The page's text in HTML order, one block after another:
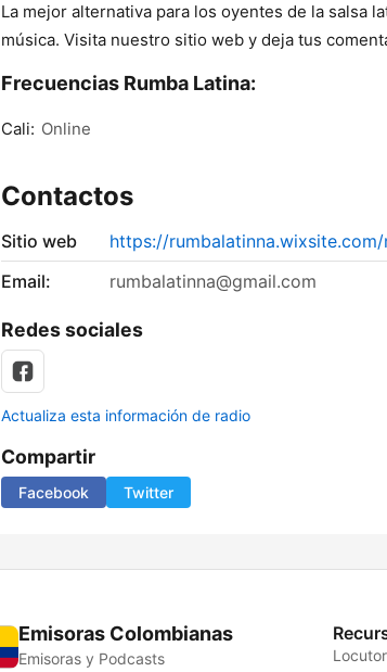
La mejor alternativa para los oyentes de la salsa
música. Visita nuestro sitio web y deja tus
Frecuencias Rumba Latina:
Cali: Online
Contactos
Sitio web
https://
Email:
rumbalatinna@gmail.com
Redes sociales
Actualiza esta información de radio
Compartir
Facebook Twitter
Emisoras Colombianas
Emisoras y Podcasts